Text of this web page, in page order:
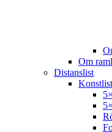
Om
Distanslist
Konstlist